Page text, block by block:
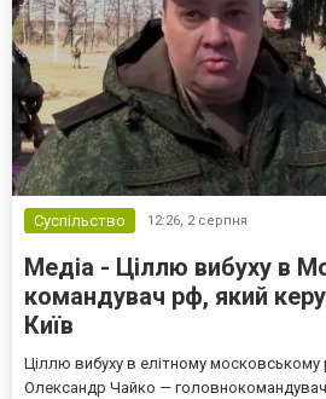
Суспільство 12:26, 2 серпня
Медіа - Ціллю вибуху в
командувач рф, який
Київ
Ціллю вибуху в елітному московському
Олександр Чайко —